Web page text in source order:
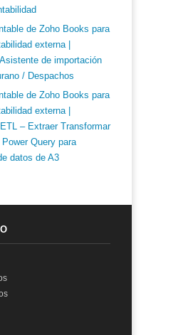
de Zoho Books para
externa |
Asistente de importación
/ Despachos
de Zoho Books para
externa |
ETL – Extraer Transformar
Query para
datos de A3